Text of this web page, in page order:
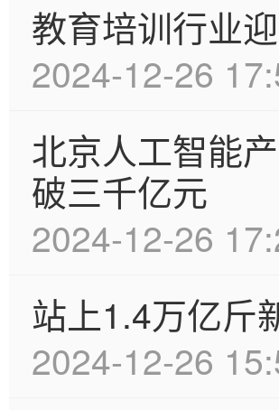
教育培训行业
2024-12-26
北京人工智能
破三千亿元
2024-12-26
站上1.4万亿斤
2024-12-26